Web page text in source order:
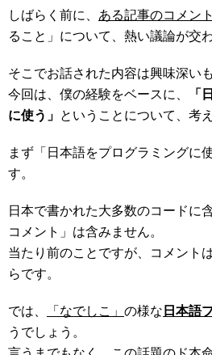
しばらく前に、 ある記事のコメン
ること」について、熱い議論が交
そこでお話された内容は興味深い
今回は、僕の経験をベースに、
「
に使う」 ということについて、考
まず「日本語をプログラミングに
す。
日本で書かれた大多数のコードに
コメント」は含みません。
当たり前のことですが、コメント
らです。
では、 「なでしこ」 の様な 日本語
うでしょう。